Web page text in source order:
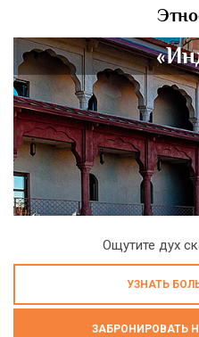
Ощутите дух
УЗНАТЬ
ЗАБРОНИРОВАТЬ